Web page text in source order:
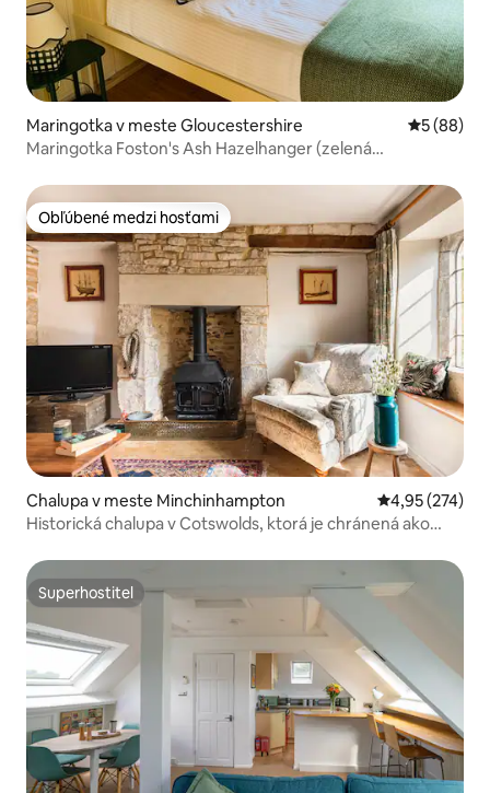
Maringotka v meste Gloucestershire
5 (88)
Maringotka Foston's Ash Hazelhanger (zelená
Obľúbené medzi hosťami
Obľúbené medzi hosťami
Chalupa v meste Minchinhampton Priemerné
4,95 (274)
Historická chalupa v Cotswolds, ktorá je chránená ako
Superhostiteľ
Superhostiteľ